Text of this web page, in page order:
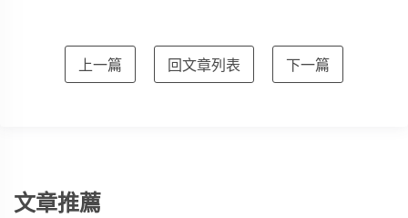
上一篇 回文章列表 下一篇
文章推薦